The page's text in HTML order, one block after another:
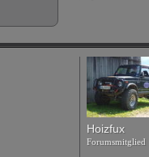
Hoizfux
Forumsmitglied